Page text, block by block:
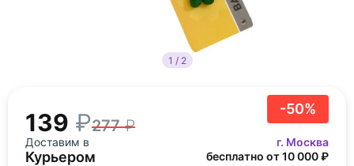
1 / 2
-50%
139 277
Доставим в г. Москва
Курьером бесплатно от 10 000 ₽